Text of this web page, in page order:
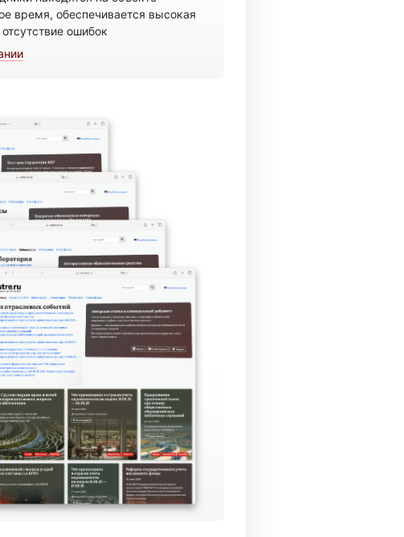
время, обеспечивается высокая
ошибок